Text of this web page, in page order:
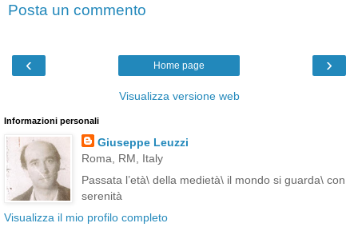
Posta un commento
‹ ›
Home page
Visualizza versione web
Informazioni personali
Giuseppe Leuzzi
Roma, RM, Italy
Passata l’età\ della medietà\ il mondo si guarda\ con
serenità
Visualizza il mio profilo completo